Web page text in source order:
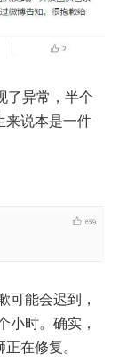
了异常，半个
来说本是一件
可能会迟到，
小时。确实，
在修复。